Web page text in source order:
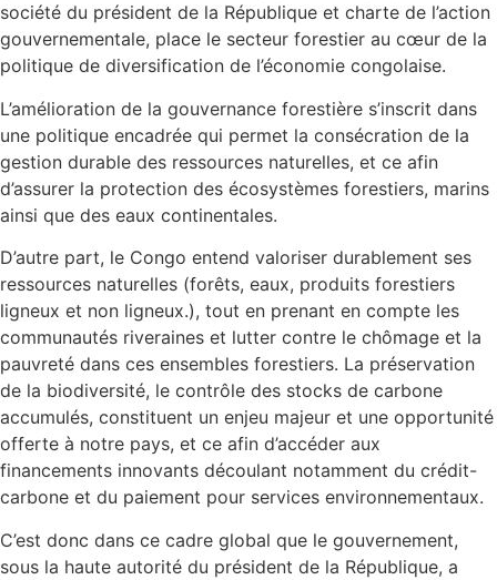
société du président de la République et charte de l’action
gouvernementale, place le secteur forestier au cœur de la
politique de diversification de l’économie congolaise.
L’amélioration de la gouvernance forestière s’inscrit dans
une politique encadrée qui permet la consécration de la
gestion durable des ressources naturelles, et ce afin
d’assurer la protection des écosystèmes forestiers, marins
ainsi que des eaux continentales.
D’autre part, le Congo entend valoriser durablement ses
ressources naturelles (forêts, eaux, produits forestiers
ligneux et non ligneux.), tout en prenant en compte les
communautés riveraines et lutter contre le chômage et la
pauvreté dans ces ensembles forestiers. La préservation
de la biodiversité, le contrôle des stocks de carbone
accumulés, constituent un enjeu majeur et une opportunité
offerte à notre pays, et ce afin d’accéder aux
financements innovants découlant notamment du crédit-
carbone et du paiement pour services environnementaux.
C’est donc dans ce cadre global que le gouvernement,
sous la haute autorité du président de la République, a